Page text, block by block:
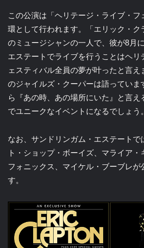
この公演は「ヘリテージ・ライブ・フ
環として行われます。「エリック・ク
のミュージシャンの一人で、彼が8月
エステートでライブを行うことはヘリ
ェスティバル全員の夢が叶ったと言え
のジャイルズ・クーパーは語っていま
ら『あの時、あの場所にいた』と言え
でユニークなイベントになるでしょう
なお、サンドリンガム・エステートで
ト・ショップ・ボーイズ、マライア
フォニックス、マイケル・ブーブレが
す。